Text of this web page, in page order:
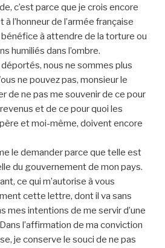
c’est parce que je crois encore
l’honneur de l’armée française
bénéfice à attendre de la torture ou
humiliés dans l’ombre.
nous ne sommes plus
ne pouvez pas, monsieur le
de ne pas me souvenir de ce pour
et de ce pour quoi les
et moi-même, doivent encore
le demander parce que telle est
du gouvernement de mon pays.
ce qui m’autorise à vous
cette lettre, dont il va sans
mes intentions de me servir d’une
l’affirmation de ma conviction
je conserve le souci de ne pas